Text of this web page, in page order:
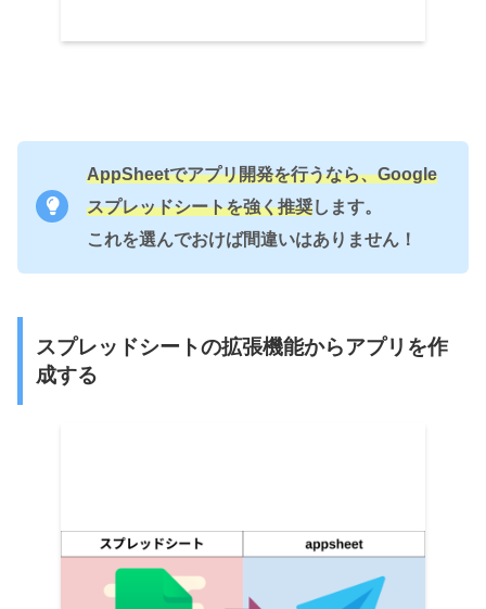
AppSheetでアプリ開発を行うなら、Google
スプレッドシートを強く推奨します。
これを選んでおけば間違いはありません！
スプレッドシートの拡張機能からアプリを作
成する